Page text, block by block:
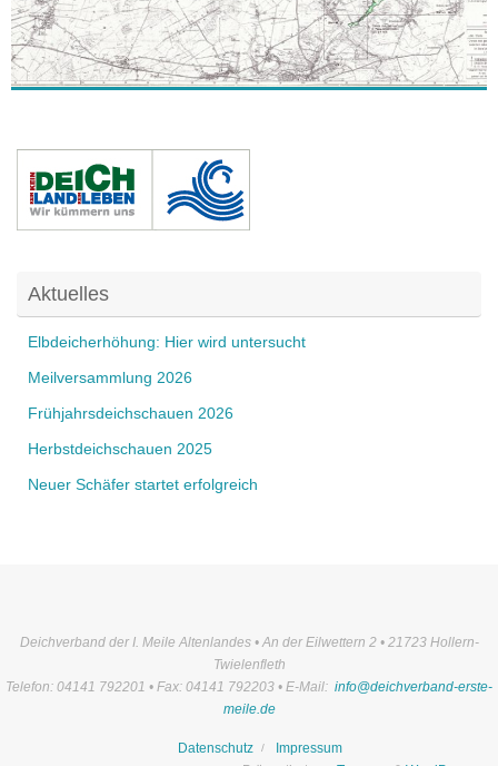
Aktuelles
Elbdeicherhöhung: Hier wird untersucht
Meilversammlung 2026
Frühjahrsdeichschauen 2026
Herbstdeichschauen 2025
Neuer Schäfer startet erfolgreich
Deichverband der I. Meile Altenlandes • An der Eilwettern 2 • 21723 Hollern-
Twielenfleth
Telefon: 04141 792201 • Fax: 04141 792203 • E-Mail: info@deichverband-erste-
meile.de
Datenschutz
Impressum